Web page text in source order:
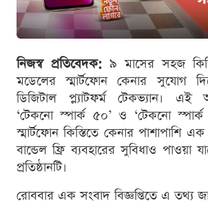
নিজস্ব প্রতিবেদক: ৯ মাসের সহজ
মডেলের স্মার্টফোন কেনার সুযোগ
ডিজিটাল প্ল্যাটফর্ম টেকভ্যান।
‘টেকনো স্পার্ক ৫০’ ও ‘টেকনো
স্মার্টফোন কিস্তিতে কেনার পাশাপাশি
বান্ডেল ফ্রি ব্যবহারের সুবিধাও পাওয়া
প্রতিষ্ঠানটি।
রোববার এক সংবাদ বিজ্ঞপ্তিতে এ তথ্য